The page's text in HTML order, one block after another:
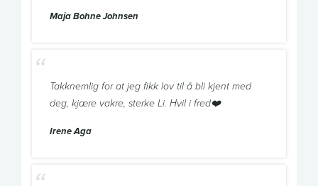
Maja Bohne Johnsen
Takknemlig for at jeg fikk lov til å bli kjent med
deg, kjære vakre, sterke Li. Hvil i fred❤️
Irene Aga